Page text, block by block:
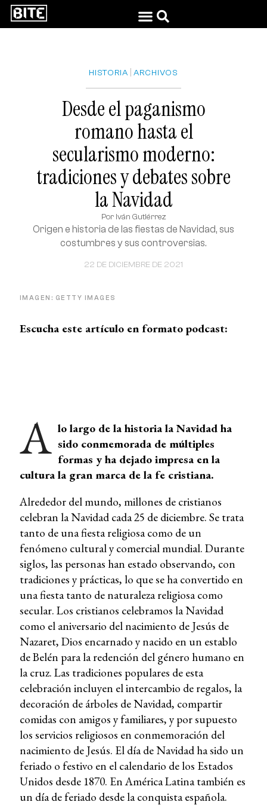
HISTORIA ARCHIVOS
Desde el paganismo
romano hasta el
secularismo moderno:
tradiciones y debates sobre
la Navidad
Por Iván Gutiérrez
22 DE DICIEMBRE DE 2021
Origen e historia de las fiestas de Navidad, sus
costumbres y sus controversias.
IMAGEN: GETTY IMAGES
Escucha este artículo en formato podcast:
A lo largo de la historia la Navidad ha
sido conmemorada de múltiples
formas y ha dejado impresa en la
cultura la gran marca de la fe cristiana.
Alrededor del mundo, millones de cristianos
celebran la Navidad cada 25 de diciembre. Se trata
tanto de una fiesta religiosa como de un
fenómeno cultural y comercial mundial. Durante
siglos, las personas han estado observando, con
tradiciones y prácticas, lo que se ha convertido en
una fiesta tanto de naturaleza religiosa como
secular. Los cristianos celebramos la Navidad
como el aniversario del nacimiento de Jesús de
Nazaret, Dios encarnado y nacido en un establo
de Belén para la redención del género humano en
la cruz. Las tradiciones populares de esta
celebración incluyen el intercambio de regalos, la
decoración de árboles de Navidad, compartir
comidas con amigos y familiares, y por supuesto
los servicios religiosos en conmemoración del
nacimiento de Jesús. El día de Navidad ha sido un
feriado o festivo en el calendario de los Estados
Unidos desde 1870. En América Latina también es
un día de feriado desde la conquista española.